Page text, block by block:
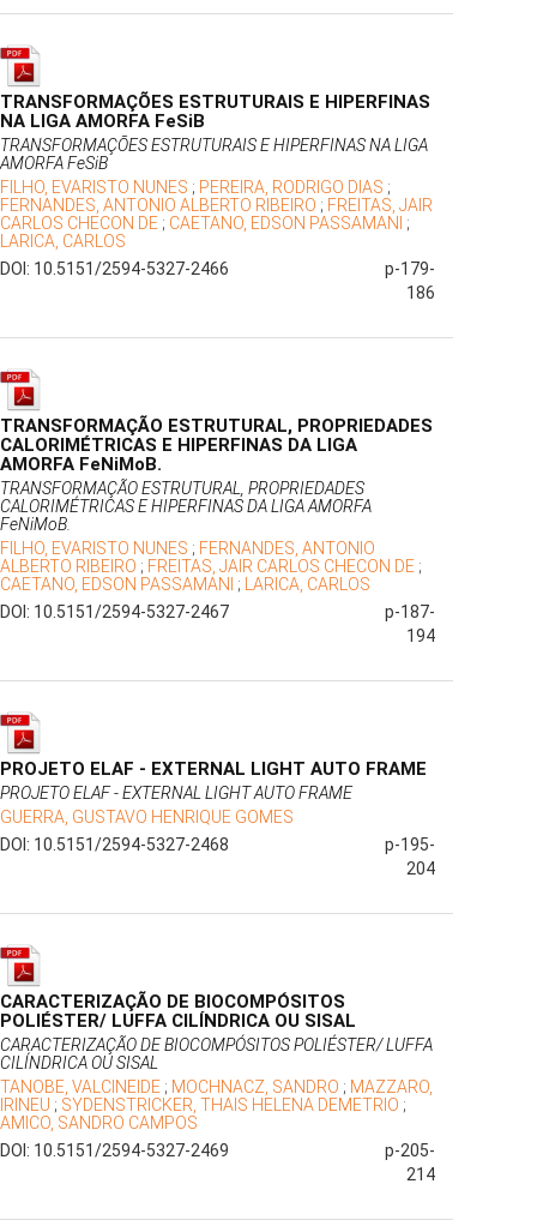
TRANSFORMAÇÕES ESTRUTURAIS E HIPERFINAS
NA LIGA AMORFA FeSiB
TRANSFORMAÇÕES ESTRUTURAIS E HIPERFINAS NA LIGA
AMORFA FeSiB
FILHO, EVARISTO NUNES ; PEREIRA, RODRIGO DIAS ;
FERNANDES, ANTONIO ALBERTO RIBEIRO ; FREITAS, JAIR
CARLOS CHECON DE ; CAETANO, EDSON PASSAMANI ;
LARICA, CARLOS
DOI: 10.5151/2594-5327-2466
p-179-
186
TRANSFORMAÇÃO ESTRUTURAL, PROPRIEDADES
CALORIMÉTRICAS E HIPERFINAS DA LIGA
AMORFA FeNiMoB.
TRANSFORMAÇÃO ESTRUTURAL, PROPRIEDADES
CALORIMÉTRICAS E HIPERFINAS DA LIGA AMORFA
FeNiMoB.
FILHO, EVARISTO NUNES ; FERNANDES, ANTONIO
ALBERTO RIBEIRO ; FREITAS, JAIR CARLOS CHECON DE ;
CAETANO, EDSON PASSAMANI ; LARICA, CARLOS
DOI: 10.5151/2594-5327-2467
p-187-
194
PROJETO ELAF - EXTERNAL LIGHT AUTO FRAME
PROJETO ELAF - EXTERNAL LIGHT AUTO FRAME
GUERRA, GUSTAVO HENRIQUE GOMES
DOI: 10.5151/2594-5327-2468
p-195-
204
CARACTERIZAÇÃO DE BIOCOMPÓSITOS
POLIÉSTER/ LUFFA CILÍNDRICA OU SISAL
CARACTERIZAÇÃO DE BIOCOMPÓSITOS POLIÉSTER/ LUFFA
CILÍNDRICA OU SISAL
TANOBE, VALCINEIDE ; MOCHNACZ, SANDRO ; MAZZARO,
IRINEU ; SYDENSTRICKER, THAIS HELENA DEMETRIO ;
AMICO, SANDRO CAMPOS
DOI: 10.5151/2594-5327-2469
p-205-
214